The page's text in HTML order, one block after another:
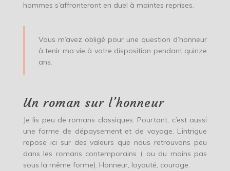
hommes s’affronteront en duel à maintes reprises.
Vous m’avez obligé pour une question d’honneur
à tenir ma vie à votre disposition pendant quinze
ans.
Un roman sur l’honneur
Je lis peu de romans classiques. Pourtant, c’est aussi
une forme de dépaysement et de voyage. L’intrigue
repose ici sur des valeurs que nous retrouvons peu
dans les romans contemporains ( ou du moins pas
sous la même forme). Honneur, loyauté, courage.